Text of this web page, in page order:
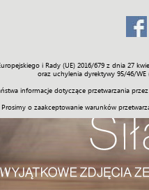
i Rady (UE) 2016/679 z dnia 27
oraz uchylenia dyrektywy 95/46/
informacje dotyczące przetwarzania
Prosimy o zaakceptowanie warunków
Świat Społeczność